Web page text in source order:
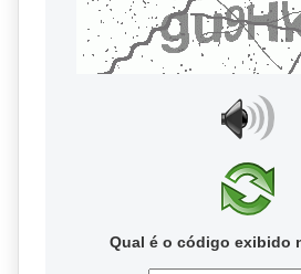
Qual é o código exibido